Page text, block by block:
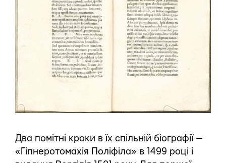
Два помітні кроки в їх спільній біографії —
«Гіпнеротомахія Поліфіла» в 1499 році і